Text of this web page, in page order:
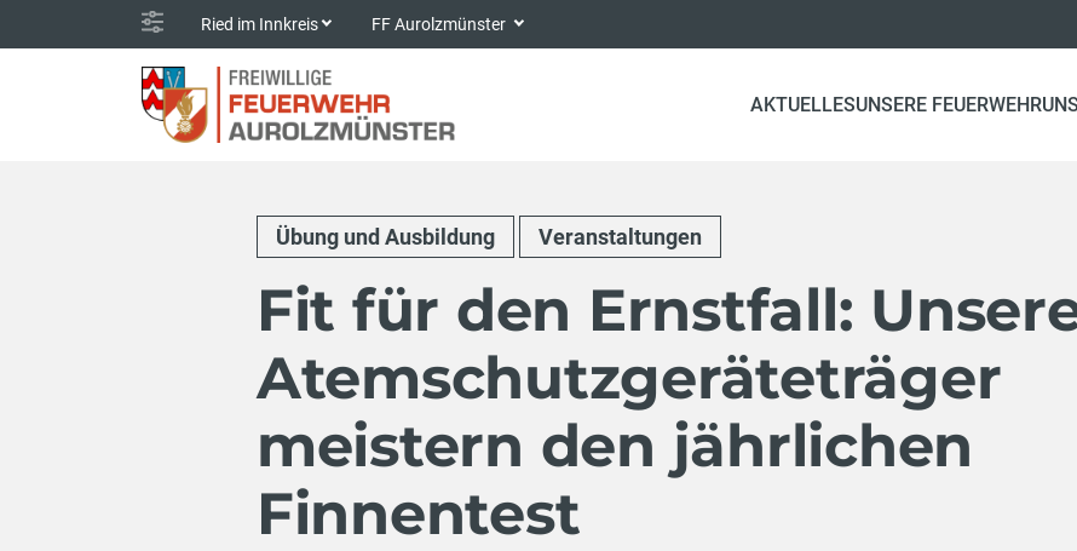
Ried im Innkreis FF Aurolzmünster
AKTUELLESUNSERE FEUERWEHR
Übung und Ausbildung Veranstaltungen
Fit für den Ernstfall:
Atemschutzgeräteträger
meistern den jährlichen
Finnentest